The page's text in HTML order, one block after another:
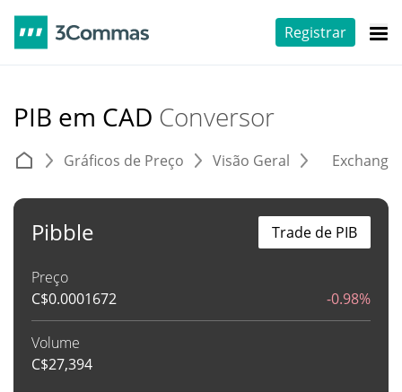
Registrar
PIB em CAD Conversor
Gráficos de Preço Visão Geral
Pibble
Preço
C$0.0001672 -0.98%
Volume
C$27,394
Trade de PIB